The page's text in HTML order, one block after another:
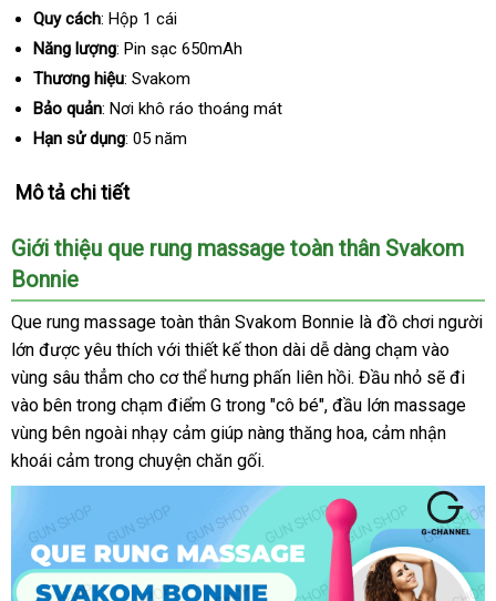
Quy cách: Hộp 1 cái
Năng lượng: Pin sạc 650mAh
Thương hiệu: Svakom
Bảo quản: Nơi khô ráo thoáng mát
Hạn sử dụng: 05 năm
Mô tả chi tiết
Giới thiệu que rung massage toàn thân Svakom
Bonnie
Que rung massage toàn thân Svakom Bonnie là đồ chơi người
lớn được yêu thích với thiết kế thon dài dễ dàng chạm vào
vùng sâu thẳm cho cơ thể hưng phấn liên hồi. Đầu nhỏ sẽ đi
vào bên trong chạm điểm G trong "cô bé", đầu lớn massage
vùng bên ngoài nhạy cảm giúp nàng thăng hoa, cảm nhận
khoái cảm trong chuyện chăn gối.